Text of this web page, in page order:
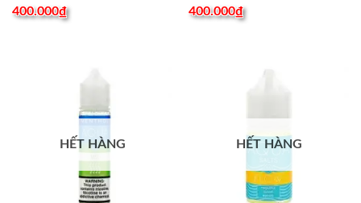
400.000₫ 400.000₫
HẾT HÀNG HẾT HÀNG